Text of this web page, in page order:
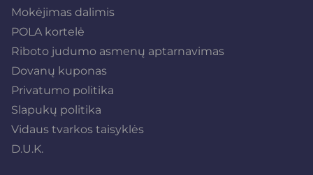
Mokėjimas dalimis
POLA kortelė
Riboto judumo asmenų aptarnavimas
Dovanų kuponas
Privatumo politika
Slapukų politika
Vidaus tvarkos taisyklės
D.U.K.